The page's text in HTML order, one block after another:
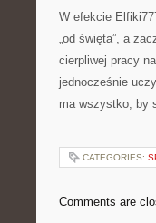
W efekcie
„od święta”, a
cierpliwej pracy
jednocześnie
ma wszystko, by
CATEGORIES:
Comments are